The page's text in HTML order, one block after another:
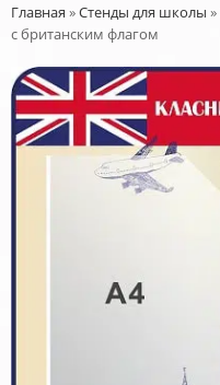
Главная »Стенды для школы »
с британским флагом